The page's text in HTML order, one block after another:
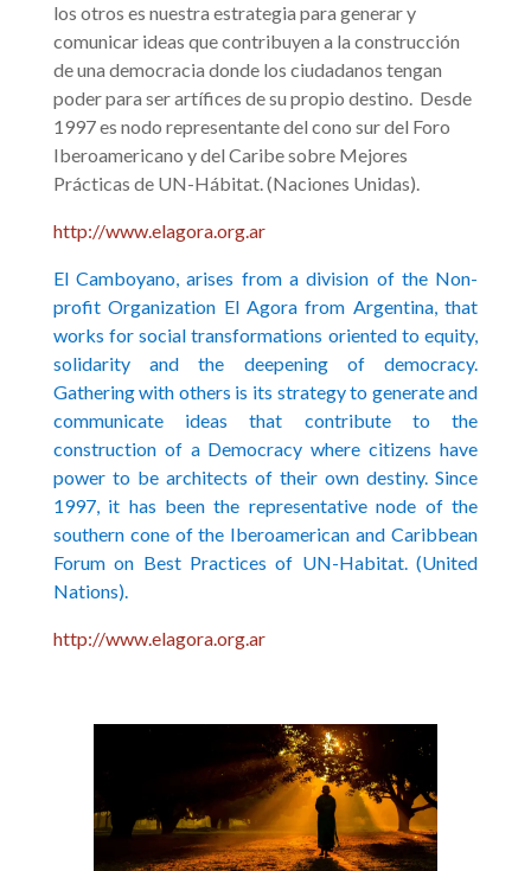
los otros es nuestra estrategia para generar y
comunicar ideas que contribuyen a la construcción
de una democracia donde los ciudadanos tengan
poder para ser artífices de su propio destino. Desde
1997 es nodo representante del cono sur del Foro
Iberoamericano y del Caribe sobre Mejores
Prácticas de UN-Hábitat. (Naciones Unidas).
http://www.elagora.org.ar
El Camboyano, arises from a division of the Non-
profit Organization El Agora from Argentina, that
works for social transformations oriented to equity,
solidarity and the deepening of democracy.
Gathering with others is its strategy to generate and
communicate ideas that contribute to the
construction of a Democracy where citizens have
power to be architects of their own destiny. Since
1997, it has been the representative node of the
southern cone of the Iberoamerican and Caribbean
Forum on Best Practices of UN-Habitat. (United
Nations).
http://www.elagora.org.ar